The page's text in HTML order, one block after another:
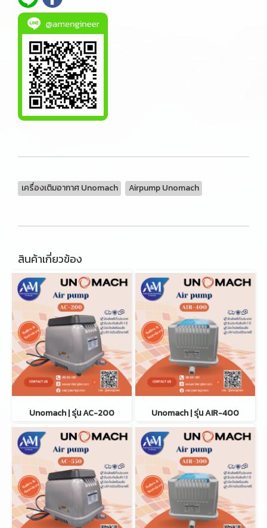
เครื่องเติมอากาศ Unomach Airpump Unomach
สินค้าเกี่ยวข้อง
Unomach | รุ่น AC-200 Unomach | รุ่น AIR-400